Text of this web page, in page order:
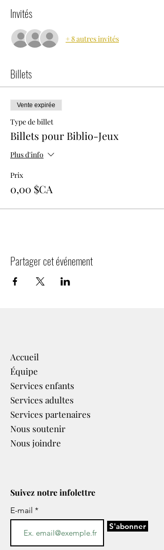
Invités
+ 8 autres invités
Billets
Vente expirée
Type de billet
Billets pour Biblio-Jeux
Plus d'info
Prix
0,00 $CA
Partager cet événement
Accueil
Équipe
Services enfants
Services adultes
Services partenaires​
Nous soutenir
Nous joindre
Suivez notre infolettre
E-mail
S'abonner